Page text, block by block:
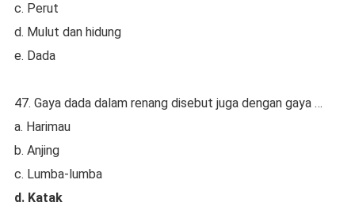
c. Perut
d. Mulut dan hidung
e. Dada
47. Gaya dada dalam renang disebut juga dengan gaya …
a. Harimau
b. Anjing
c. Lumba-lumba
d. Katak